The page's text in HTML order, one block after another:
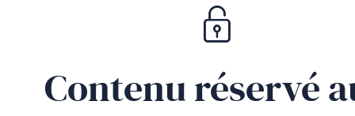
Contenu réservé